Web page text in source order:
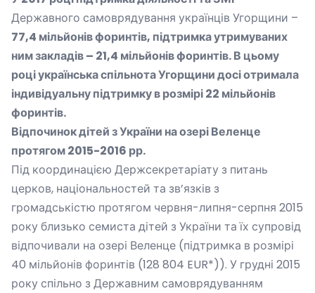
Державного самоврядування українців Угорщини –
77,4 мільйонів форинтів, підтримка утримуваних
ним закладів – 21,4 мільйонів форинтів.В цьому
році українська спільнота Угорщини досі отримала
індивідуальну підтримку в розмірі22 мільйонів
форинтів.
Відпочинок дітей з України на озері Веленце
протягом 2015-2016 рр.
Під координацією Держсекретаріату з питань
церков, національностей та зв’язків з
громадськістю протягом червня-липня-серпня 2015
року близько семиста дітей з України та їх супровід
відпочивали на озері Веленце (підтримка в розмірі
40 мільйонів форинтів (128 804 EUR*)). У грудні 2015
року спільно з Державним самоврядуванням